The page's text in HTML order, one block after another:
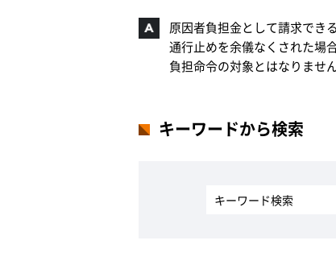
原因者負担金として請求でき
通行止めを余儀なくされた場
負担命令の対象とはなりません
キーワードから検索